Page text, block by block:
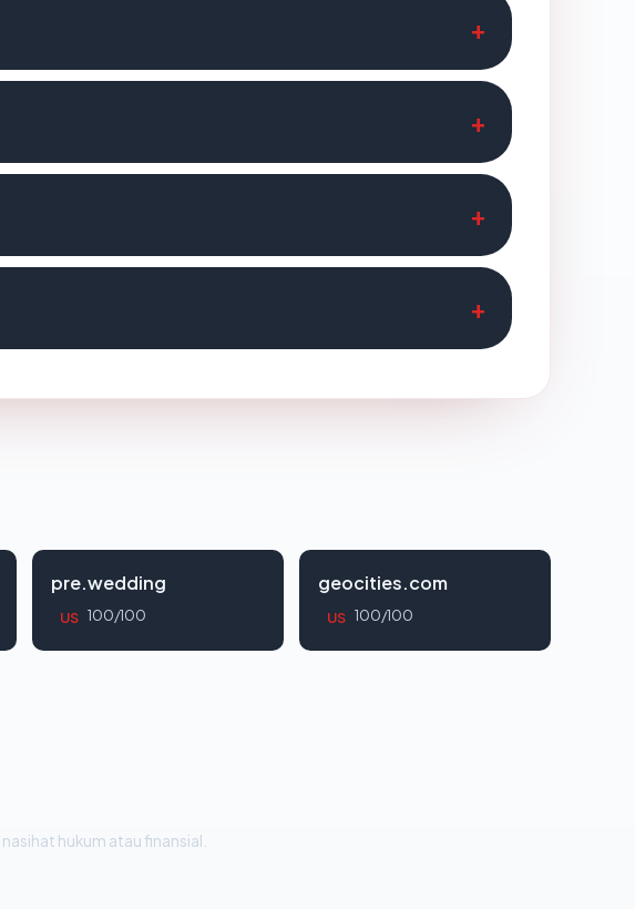
pre.wedding
US 100/100
geocities.com
US 100/100
hukum atau finansial.